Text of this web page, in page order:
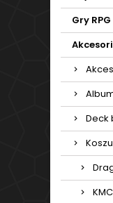
Gry RPG
Deck
KMC